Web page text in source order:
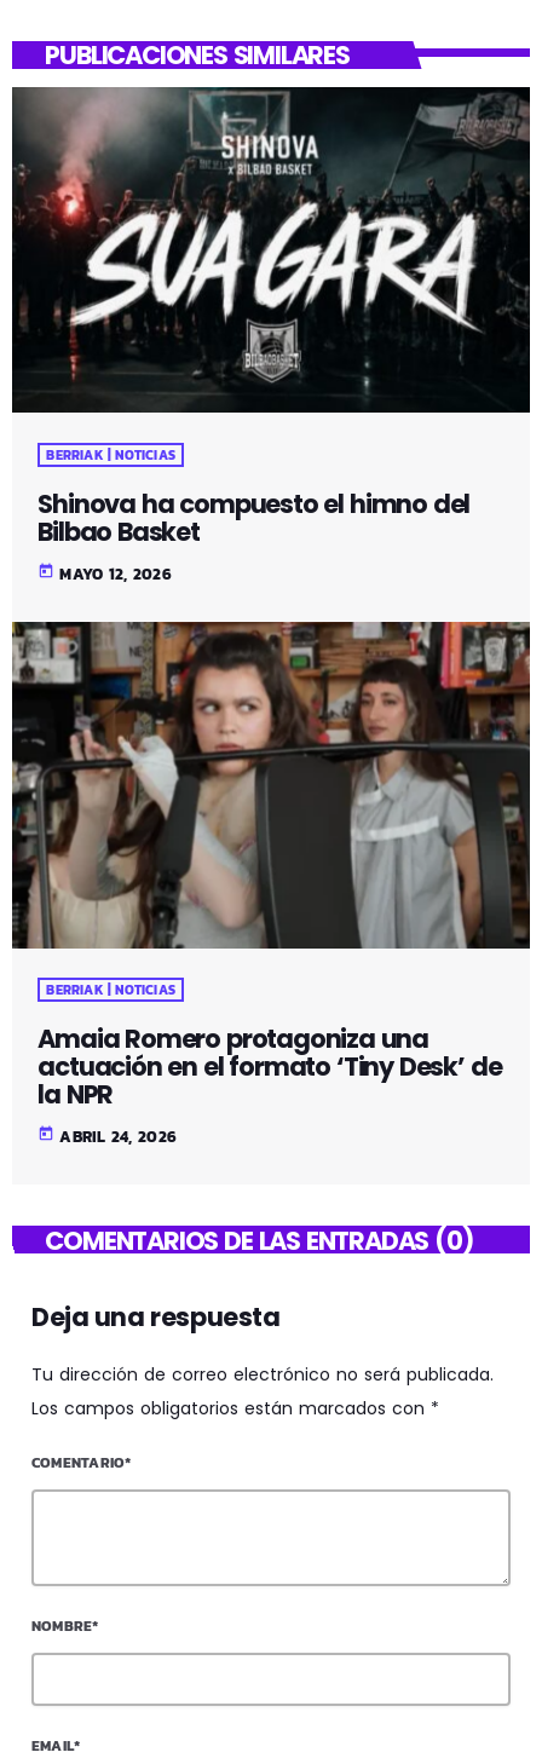
PUBLICACIONES SIMILARES
BERRIAK | NOTICIAS
Shinova ha compuesto el himno del
Bilbao Basket
today MAYO 12, 2026
BERRIAK | NOTICIAS
Amaia Romero protagoniza una
actuación en el formato ‘Tiny Desk’ de
la NPR
today ABRIL 24, 2026
COMENTARIOS DE LAS ENTRADAS (0)
Deja una respuesta
Tu dirección de correo electrónico no será publicada.
Los campos obligatorios están marcados con *
COMENTARIO*
NOMBRE*
EMAIL*